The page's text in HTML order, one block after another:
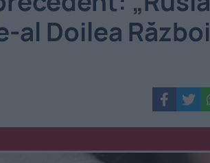
al Doilea Război